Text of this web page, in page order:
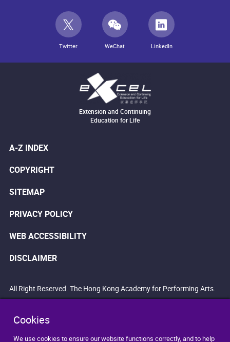
Cookies
We use cookies to ensure our website functions correctly, and to help
Twitter WeChat LinkedIn
Extension and Continuing
Education for Life
A-Z INDEX
COPYRIGHT
SITEMAP
PRIVACY POLICY
WEB ACCESSIBILITY
DISCLAIMER
All Right Reserved. The Hong Kong Academy for Performing Arts.